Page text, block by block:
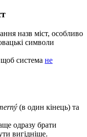
назв міст, особливо
символи
система не
(в один кінець) та
одразу брати
вигідніше.